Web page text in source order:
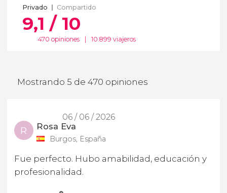
Privado Compartido
9,1 / 10
470 opiniones 10.899 viajeros
Mostrando 5 de 470 opiniones
06 / 06 / 2026
R Rosa Eva
Burgos, España
Fue perfecto. Hubo amabilidad, educación y
profesionalidad.